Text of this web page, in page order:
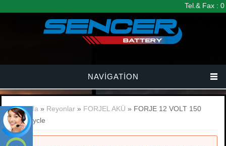
Tel.& Fax :
NAVIGATION
Buradasınız
Anasayfa » Reyonlar » FORJEL AKÜ » FORJE 12 VOLT 150
Deep Cycle